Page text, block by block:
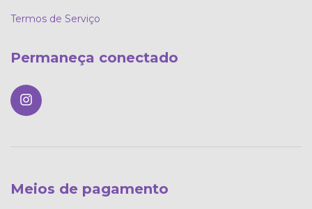
Termos de Serviço
Permaneça conectado
Meios de pagamento